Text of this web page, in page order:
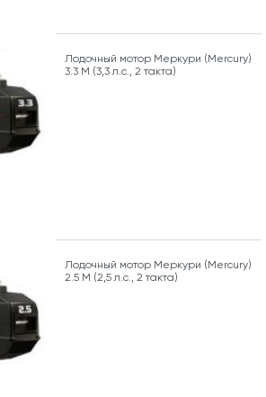
Лодочный мотор Меркури (Mercury)
3.3 M (3,3 л.с., 2 такта)
Лодочный мотор Меркури (Mercury)
2.5 M (2,5 л.с., 2 такта)